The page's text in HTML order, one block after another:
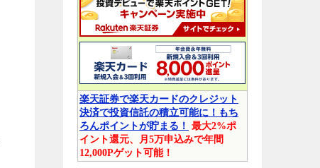
楽天証券で楽天カードのクレジット
決済で投資信託の積立可能に！もち
ろんポイントが貯まる！ 最大2%ポ
イント還元、月5万申込みで年間
12,000Pゲット可能！